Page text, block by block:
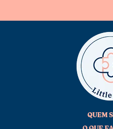
QUEM